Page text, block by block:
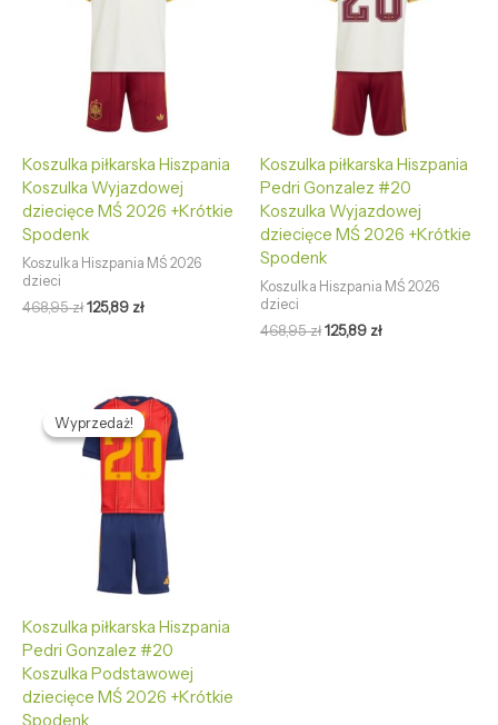
Koszulka piłkarska Hiszpania
Koszulka Wyjazdowej
dziecięce MŚ 2026 +Krótkie
Spodenk
Koszulka Hiszpania MŚ 2026
dzieci
468,95zł125,89 zł
Koszulka piłkarska Hiszpania
Pedri Gonzalez #20
Koszulka Wyjazdowej
dziecięce MŚ 2026 +Krótkie
Spodenk
Koszulka Hiszpania MŚ 2026
dzieci
468,95zł125,89 zł
Wyprzedaż!
Wyprzedaż!
Koszulka piłkarska Hiszpania
Pedri Gonzalez #20
Koszulka Podstawowej
dziecięce MŚ 2026 +Krótkie
Spodenk
Pierwotna
cena
wynosiła:
468,95 zł.
Aktualna
cena
wynosi:
125,89 zł.